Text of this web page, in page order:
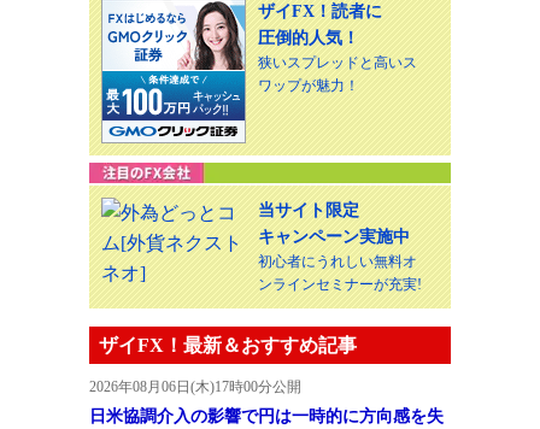
ザイFX！読者に
圧倒的人気！
狭いスプレッドと高いス
ワップが魅力！
当サイト限定
キャンペーン実施中
初心者にうれしい無料オ
ンラインセミナーが充実!
ザイFX！最新＆おすすめ記事
2026年08月06日(木)17時00分公開
日米協調介入の影響で円は一時的に方向感を失